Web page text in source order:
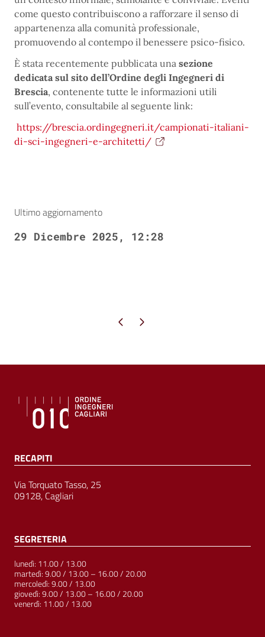
come questo contribuiscono a rafforzare il senso di
appartenenza alla comunità professionale,
promuovendo al contempo il benessere psico-fisico.
È stata recentemente pubblicata una sezione
dedicata sul sito dell’Ordine degli Ingegneri di
Brescia, contenente tutte le informazioni utili
sull’evento, consultabile al seguente link:
https://brescia.ordingegneri.it/campionati-italiani-
di-sci-ingegneri-e-architetti/
Ultimo aggiornamento
29 Dicembre 2025, 12:28
Pagina precedente
Pagina successiva
RECAPITI
Via Torquato Tasso, 25
09128, Cagliari
SEGRETERIA
lunedì: 11.00 / 13.00
martedì: 9.00 / 13.00 – 16.00 / 20.00
mercoledì: 9.00 / 13.00
giovedì: 9.00 / 13.00 – 16.00 / 20.00
venerdì: 11.00 / 13.00